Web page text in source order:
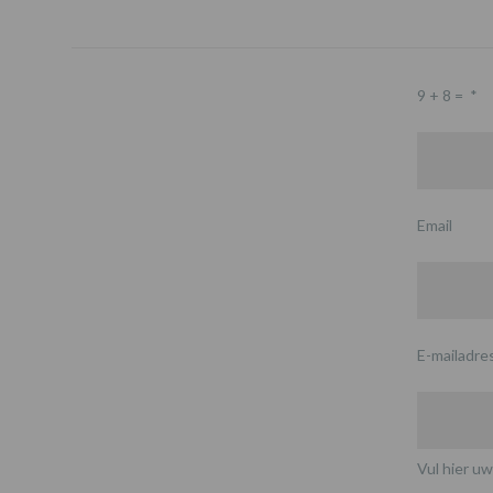
9 + 8 = *
Email
E-
Vul hier